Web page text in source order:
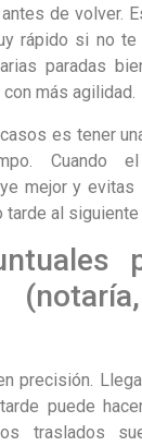
de volver.
rápido si no
paradas
más agilidad.
es tener
Cuando el
mejor y
al siguiente
precisión.
puede
traslados